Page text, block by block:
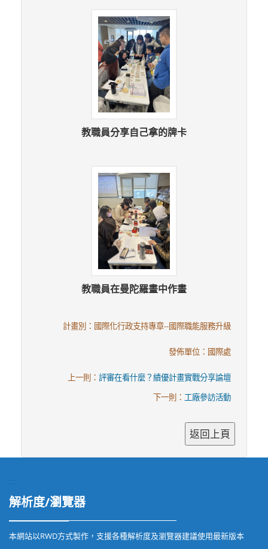
教職員分享自己拿的牌卡
教職員在曼陀羅畫中作畫
計畫別：國際化行政支持專章--國際職能服務升級
發佈單位：國際處
上一則：評審在看什麼？績優計畫實戰分享論壇
下一則： 工廠參訪活動
解析度/瀏覽器
本網站以RWD方式製作，支援各種解析度及瀏覽器建議使用最新版本